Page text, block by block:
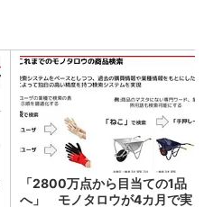
「2800万点から目当ての1品
へ」 モノタロウが4カ月で実